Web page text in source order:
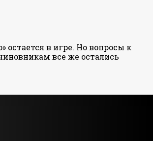
остается в игре. Но вопросы к
все же остались